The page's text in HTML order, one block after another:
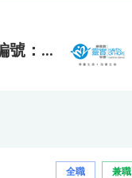
助理復康服務員 (編號：RSD/ARSW/CTE)
全職 兼職